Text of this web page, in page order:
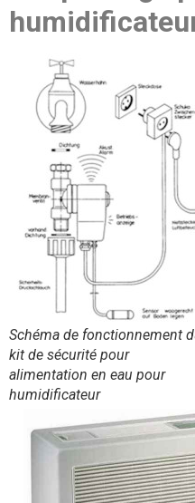
Schéma de fonctionnement
kit de sécurité pour
alimentation en eau pour
humidificateur